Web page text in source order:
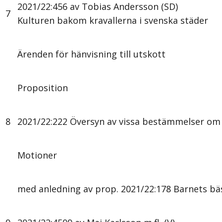
7
2021/22:456 av Tobias Andersson (SD)
Kulturen bakom kravallerna i svenska städer
Ärenden för hänvisning till utskott
Proposition
8 2021/22:222 Översyn av vissa bestämmelser
Motioner
med anledning av prop. 2021/22:178 Barnets